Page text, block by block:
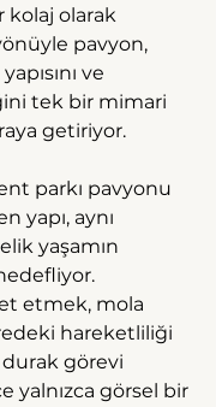
kolaj olarak
pavyon,
ve
tek bir mimari
getiriyor.
parkı pavyonu
yapı, aynı
yaşamın
etmek, mola
hareketliliği
görevi
yalnızca görsel bir